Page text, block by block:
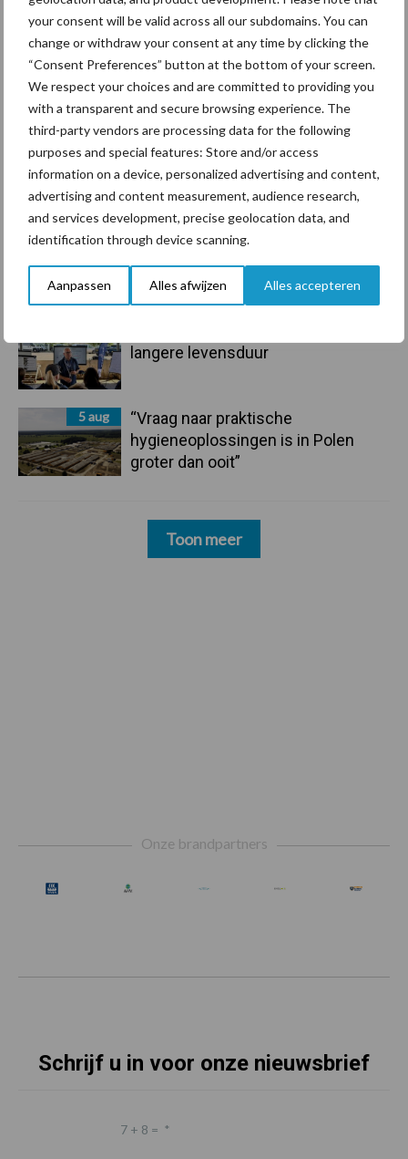
your consent will be valid across all our subdomains. You can
change or withdraw your consent at any time by clicking the
“Consent Preferences” button at the bottom of your screen.
We respect your choices and are committed to providing you
with a transparent and secure browsing experience. The
third-party vendors are processing data for the following
purposes and special features: Store and/or access
information on a device, personalized advertising and content,
advertising and content measurement, audience research,
and services development, precise geolocation data, and
identification through device scanning.
Aanpassen Alles afwijzen Alles accepteren
Sidebar
7 aug
Grondstoffenmarkt blijft grillig:
droogte en geopolitiek houden
handel in de greep
De speenhuid: een vaak
onderschatte risicofactor voor
mastitis
6 aug
ForFarmers ziet volume en
Nederlandse markt
langere levensduur
5 aug
“Vraag naar praktische
hygieneoplossingen is in Polen
groter dan ooit”
Toon meer
Onze brandpartners
Schrijf u in voor onze nieuwsbrief
7 + 8 = *